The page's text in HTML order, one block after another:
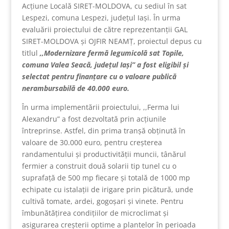
Acțiune Locală SIRET-MOLDOVA, cu sediul în sat
Lespezi, comuna Lespezi, județul Iași. În urma
evaluării proiectului de către reprezentanții GAL
SIRET-MOLDOVA și OJFIR NEAMȚ, proiectul depus cu
titlul ,,Modernizare fermă legumicolă sat Topile,
comuna Valea Seacă, județul Iași” a fost eligibil și
selectat pentru finanțare cu o valoare publică
nerambursabilă de 40.000 euro.
În urma implementării proiectului, ,,Ferma lui
Alexandru” a fost dezvoltată prin acțiunile
întreprinse. Astfel, din prima tranșă obținută în
valoare de 30.000 euro, pentru creșterea
randamentului și productivității muncii, tânărul
fermier a construit două solarii tip tunel cu o
suprafață de 500 mp fiecare și totală de 1000 mp
echipate cu istalații de irigare prin picătură, unde
cultivă tomate, ardei, gogoșari și vinete. Pentru
îmbunătățirea condițiilor de microclimat și
asigurarea creșterii optime a plantelor în perioada